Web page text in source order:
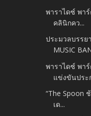
พาราไดซ์ พา
คลินิกคว...
ประมวลบรร
MUSIC
พาราไดซ์ พา
แข่งขันประ
“The Spoon
เด...